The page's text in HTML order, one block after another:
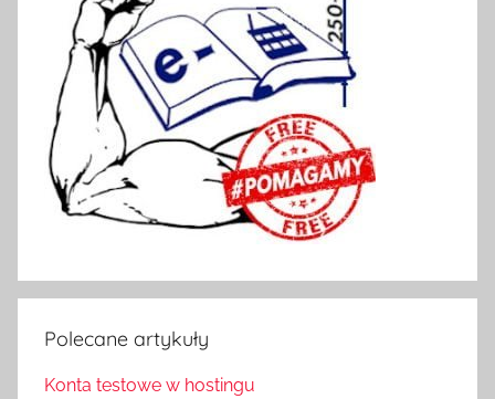
Polecane artykuły
Konta testowe w hostingu